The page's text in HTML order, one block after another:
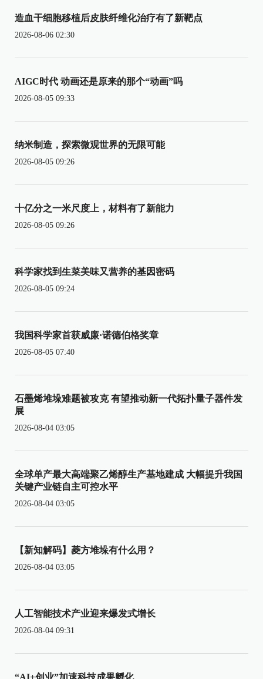
造血干细胞移植后皮肤纤维化治疗有了新靶点
2026-08-06 02:30
AIGC时代 动画还是原来的那个“动画”吗
2026-08-05 09:33
纳米制造，探索微观世界的无限可能
2026-08-05 09:26
十亿分之一米尺度上，材料有了新能力
2026-08-05 09:26
科学家找到生菜美味又营养的基因密码
2026-08-05 09:24
我国科学家首获威廉·诺德伯格奖章
2026-08-05 07:40
石墨烯堆垛难题被攻克 有望推动新一代拓扑量子器件发
展
2026-08-04 03:05
全球单产最大高端聚乙烯醇生产基地建成 大幅提升我国
关键产业链自主可控水平
2026-08-04 03:05
【新知解码】菱方堆垛有什么用？
2026-08-04 03:05
人工智能技术产业迎来爆发式增长
2026-08-04 09:31
“AI+创业”加速科技成果孵化